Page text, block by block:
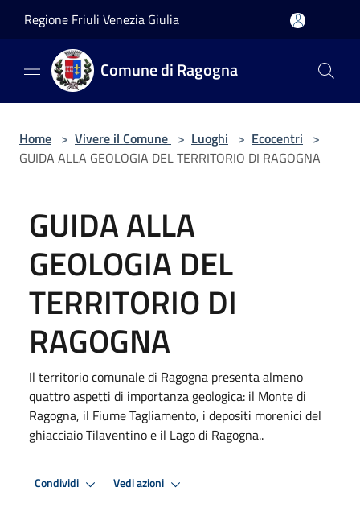
Regione Friuli Venezia Giulia
Comune di Ragogna
Home > Vivere il Comune > Luoghi > Ecocentri >
GUIDA ALLA GEOLOGIA DEL TERRITORIO DI RAGOGNA
GUIDA ALLA
GEOLOGIA DEL
TERRITORIO DI
RAGOGNA
Il territorio comunale di Ragogna presenta almeno
quattro aspetti di importanza geologica: il Monte di
Ragogna, il Fiume Tagliamento, i depositi morenici del
ghiacciaio Tilaventino e il Lago di Ragogna..
Condividi Vedi azioni